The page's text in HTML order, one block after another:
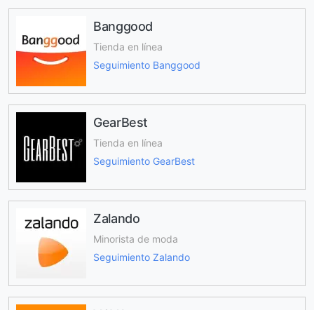
Banggood
Tienda en línea
Seguimiento Banggood
GearBest
Tienda en línea
Seguimiento GearBest
Zalando
Minorista de moda
Seguimiento Zalando